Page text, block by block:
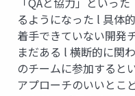
るようになった l 具体
着手できていない開発
まだある l 横断的に関
のチームに参加すると
アプローチのいいとこ